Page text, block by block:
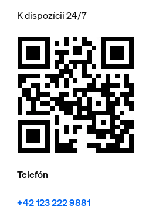
K dispozícii 24/7
Telefón
+42 123 222 9881